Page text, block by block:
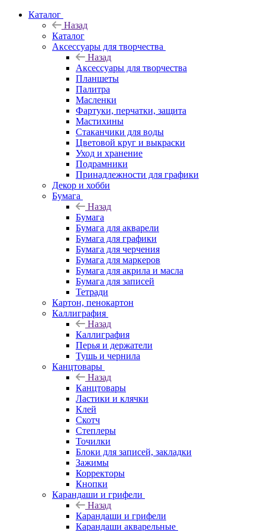
Каталог
Назад
Каталог
Аксессуары для творчества
Назад
Аксессуары для творчества
Планшеты
Палитра
Масленки
Фартуки, перчатки, защита
Мастихины
Стаканчики для воды
Цветовой круг и выкраски
Уход и хранение
Подрамники
Принадлежности для графики
Декор и хобби
Бумага
Назад
Бумага
Бумага для акварели
Бумага для графики
Бумага для черчения
Бумага для маркеров
Бумага для акрила и масла
Бумага для записей
Тетради
Картон, пенокартон
Каллиграфия
Назад
Каллиграфия
Перья и держатели
Тушь и чернила
Канцтовары
Назад
Канцтовары
Ластики и клячки
Клей
Скотч
Степлеры
Точилки
Блоки для записей, закладки
Зажимы
Корректоры
Кнопки
Карандаши и грифели
Назад
Карандаши и грифели
Карандаши акварельные